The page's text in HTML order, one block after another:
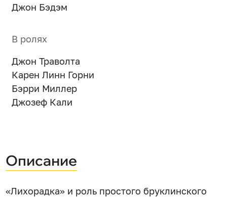
Джон Бэдэм
В ролях
Джон Траволта
Карен Линн Горни
Бэрри Миллер
Джозеф Кали
Описание
«Лихорадка» и роль простого бруклинского